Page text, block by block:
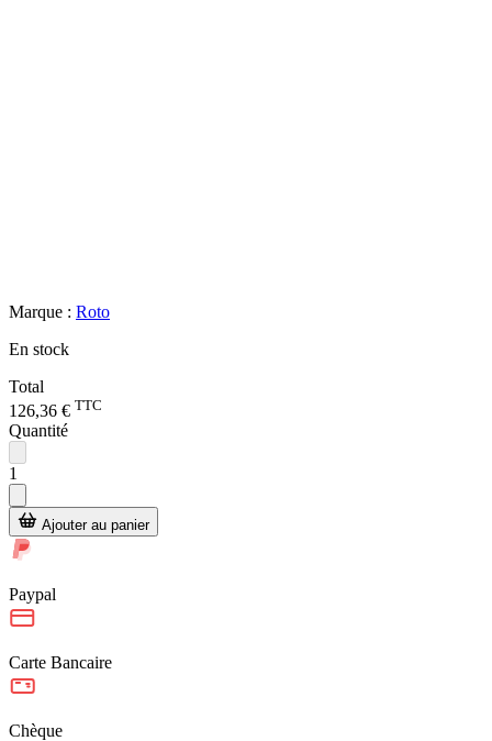
Marque : Roto
En stock
Total
126,36 € TTC
Quantité
1
Ajouter au panier
Paypal
Carte Bancaire
Chèque